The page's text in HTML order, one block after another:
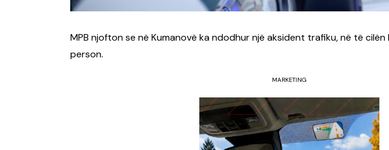
MPB njofton se në Kumanovë ka ndodhur një aksident trafiku, në të cilën
person.
MARKETING